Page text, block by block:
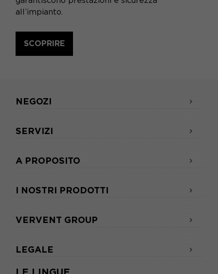
all’impianto.
SCOPRIRE
NEGOZI
SERVIZI
A PROPOSITO
I NOSTRI PRODOTTI
VERVENT GROUP
LEGALE